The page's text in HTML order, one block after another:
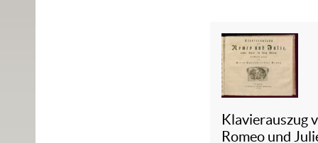
Klavierauszug
Romeo und